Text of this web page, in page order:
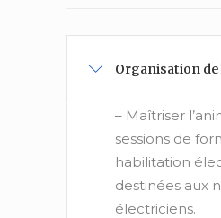
Organisation
– Maîtriser
sessions de
habilitation
destinées aux
électriciens.